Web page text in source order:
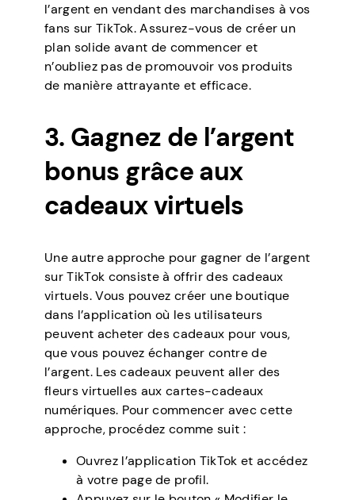
l’argent en vendant des marchandises à vos
fans sur TikTok. Assurez-vous de créer un
plan solide avant de commencer et
n’oubliez pas de promouvoir vos produits
de manière attrayante et efficace.
3. Gagnez de l’argent
bonus grâce aux
cadeaux virtuels
Une autre approche pour gagner de l’argent
sur TikTok consiste à offrir des cadeaux
virtuels. Vous pouvez créer une boutique
dans l’application où les utilisateurs
peuvent acheter des cadeaux pour vous,
que vous pouvez échanger contre de
l’argent. Les cadeaux peuvent aller des
fleurs virtuelles aux cartes-cadeaux
numériques. Pour commencer avec cette
approche, procédez comme suit :
Ouvrez l’application TikTok et accédez
à votre page de profil.